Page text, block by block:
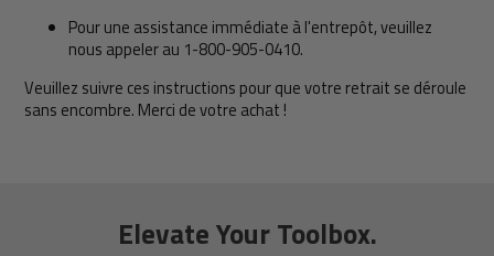
Pour une assistance immédiate à l'entrepôt, veuillez
nous appeler au 1-800-905-0410.
Veuillez suivre ces instructions pour que votre retrait se déroule
sans encombre. Merci de votre achat !
Elevate Your Toolbox.